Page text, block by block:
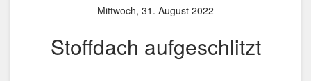
Mittwoch, 31. August 2022
Stoffdach aufgeschlitzt